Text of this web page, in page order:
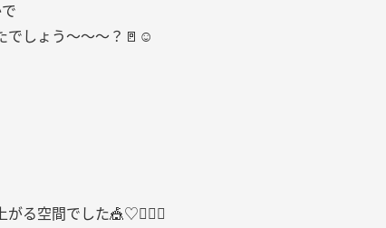
でしょう〜〜〜？🚪☺️
がる空間でした🎪♡🤹🏻‍♀️